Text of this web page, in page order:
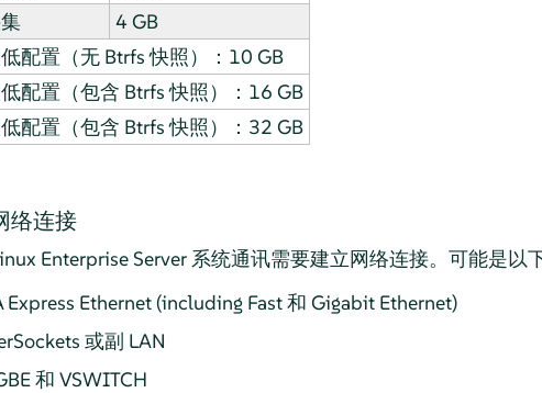
4 GB
配置（无 Btrfs 快照）：10 GB
配置（包含 Btrfs 快照）：16 GB
配置（包含 Btrfs 快照）：32 GB
络连接
Enterprise Server系统通讯需要建立网络连接。可能是以
Express Ethernet (including Fast 和 Gigabit Ethernet)
或副 LAN
和 VSWITCH